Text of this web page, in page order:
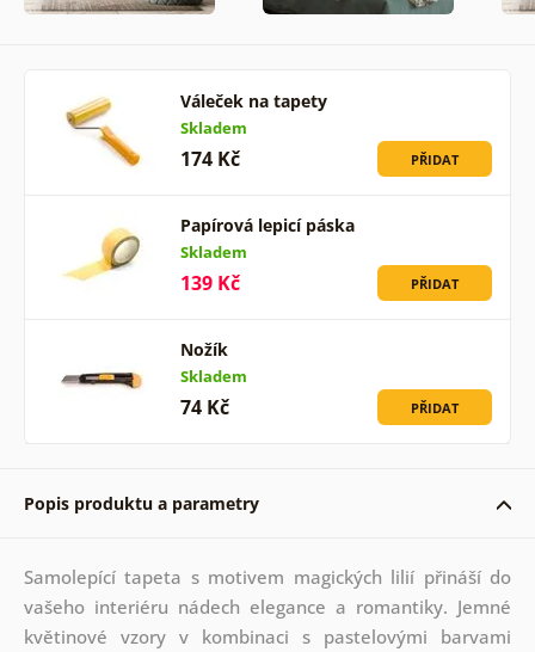
Váleček na tapety
Skladem
174 Kč PŘIDAT
Papírová lepicí páska
Skladem
139 Kč PŘIDAT
Nožík
Skladem
74 Kč PŘIDAT
Popis produktu a parametry
Samolepící tapeta s motivem magických lilií přináší do
vašeho interiéru nádech elegance a romantiky. Jemné
květinové vzory v kombinaci s pastelovými barvami